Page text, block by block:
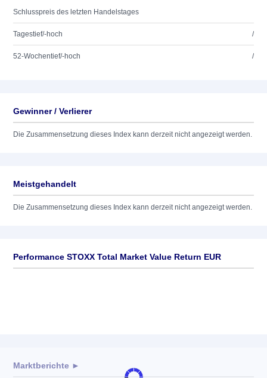
Schlusspreis des letzten Handelstages
Tagestief/-hoch /
52-Wochentief/-hoch /
Gewinner / Verlierer
Die Zusammensetzung dieses Index kann derzeit nicht angezeigt werden.
Meistgehandelt
Die Zusammensetzung dieses Index kann derzeit nicht angezeigt werden.
Performance STOXX Total Market Value Return EUR
Marktberichte ►